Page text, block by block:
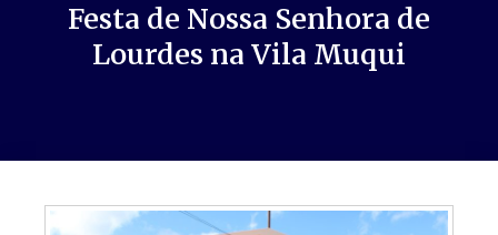
Festa de Nossa Senhora de
Lourdes na Vila Muqui